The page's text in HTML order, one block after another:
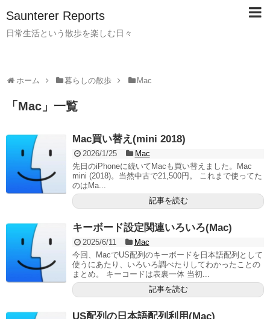
Saunterer Reports
日常生活という散歩を楽しむ日々
ホーム 暮らしの散歩 Mac
「 Mac 」 一覧
Mac買い替え(mini 2018)
2026/1/25
Mac
先日のiPhoneに続いてMacも買い替えました。Mac
mini (2018)。当然中古で21,500円。 これまで使ってた
のはMa...
記事を読む
キーボード設定関連いろいろ(Mac)
2025/6/11
Mac
今回、MacでUS配列のキーボードを日本語配列として
使うにあたり、いろいろ調べたりしてわかったことの
まとめ。 キーコードは表裏一体 当初...
記事を読む
US配列の日本語配列利用(Mac)